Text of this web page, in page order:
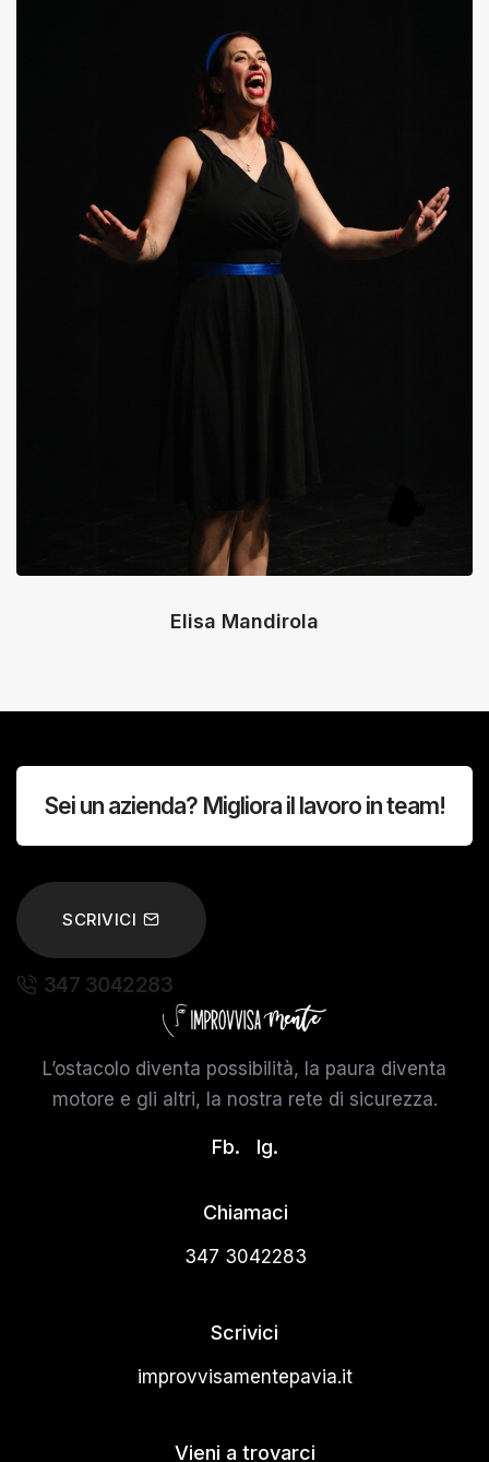
Elisa Mandirola
Sei un azienda? Migliora il lavoro in team!
SCRIVICI
347 3042283
L’ostacolo diventa possibilità, la paura diventa
motore e gli altri, la nostra rete di sicurezza.
Fb. Ig.
Chiamaci
347 3042283
Scrivici
improvvisamentepavia.it
Vieni a trovarci